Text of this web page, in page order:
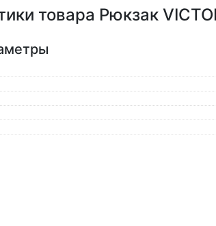
товара Рюкзак